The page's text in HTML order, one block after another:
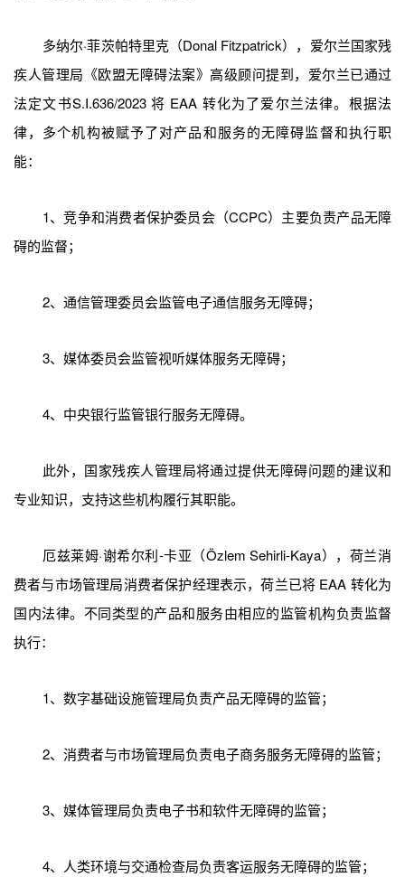
多纳尔·菲茨帕特里克（Donal Fitzpatrick），爱尔兰国家残
疾人管理局《欧盟无障碍法案》高级顾问提到，爱尔兰已通过
法定文书S.I.636/2023 将 EAA 转化为了爱尔兰法律。根据法
律，多个机构被赋予了对产品和服务的无障碍监督和执行职
能：
1、竞争和消费者保护委员会（CCPC）主要负责产品无障
碍的监督；
2、通信管理委员会监管电子通信服务无障碍；
3、媒体委员会监管视听媒体服务无障碍；
4、中央银行监管银行服务无障碍。
此外，国家残疾人管理局将通过提供无障碍问题的建议和
专业知识，支持这些机构履行其职能。
厄兹莱姆·谢希尔利-卡亚（Özlem Sehirli-Kaya），荷兰消
费者与市场管理局消费者保护经理表示，荷兰已将 EAA 转化为
国内法律。不同类型的产品和服务由相应的监管机构负责监督
执行：
1、数字基础设施管理局负责产品无障碍的监管；
2、消费者与市场管理局负责电子商务服务无障碍的监管；
3、媒体管理局负责电子书和软件无障碍的监管；
4、人类环境与交通检查局负责客运服务无障碍的监管；